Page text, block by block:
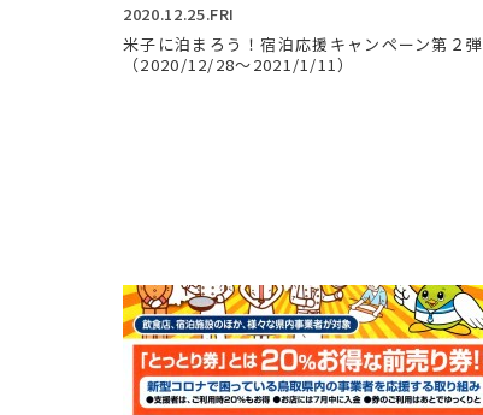
2020.12.25.FRI
米子に泊まろう！宿泊応援キャンペーン第２弾
（2020/12/28～2021/1/11）